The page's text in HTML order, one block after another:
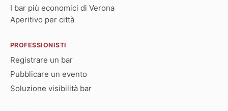
I bar più economici di Verona
Aperitivo per città
PROFESSIONISTI
Registrare un bar
Pubblicare un evento
Soluzione visibilità bar